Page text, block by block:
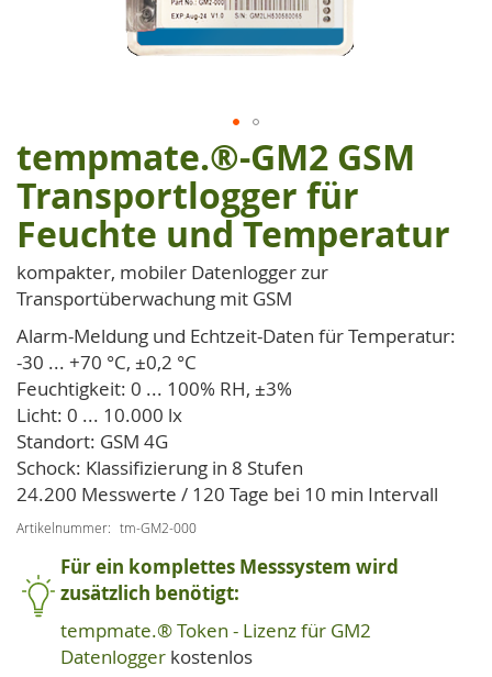
Zum
Anfang
der
Bildgalerie
springen
tempmate.®-GM2 GSM
Transportlogger für
Feuchte und Temperatur
kompakter, mobiler Datenlogger zur
Transportüberwachung mit GSM
Alarm-Meldung und Echtzeit-Daten für Temperatur:
-30 ... +70 °C, ±0,2 °C
Feuchtigkeit: 0 ... 100% RH, ±3%
Licht: 0 ... 10.000 lx
Standort: GSM 4G
Schock: Klassifizierung in 8 Stufen
24.200 Messwerte / 120 Tage bei 10 min Intervall
Artikelnummer tm-GM2-000
Für ein komplettes Messsystem wird
zusätzlich benötigt:
tempmate.® Token - Lizenz für GM2
Datenlogger kostenlos